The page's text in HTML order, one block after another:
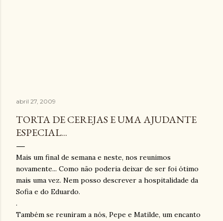
abril 27, 2009
TORTA DE CEREJAS E UMA AJUDANTE
ESPECIAL...
Mais um final de semana e neste, nos reunimos
novamente... Como não poderia deixar de ser foi ótimo
mais uma vez. Nem posso descrever a hospitalidade da
Sofia e do Eduardo.
.
Também se reuniram a nós, Pepe e Matilde, um encanto